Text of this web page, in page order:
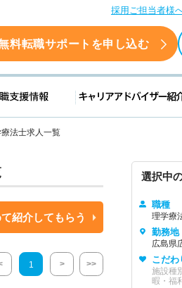
採用ご担当者様
料転職サポートを申し込む
例 転職支援情報
法士求人一覧
紹介してもらう
1 > >>
選択中
職種
理学療
勤務地
広島県
こだわ
施設種
暇・福